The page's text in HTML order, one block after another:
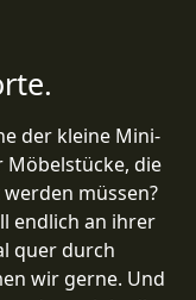
der kleine Mini-
Möbelstücke, die
müssen?
endlich an ihrer
quer durch
wir gerne. Und